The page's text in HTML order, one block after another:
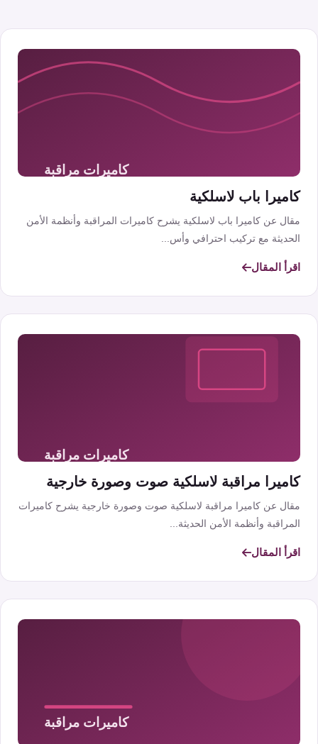
كاميرا باب لاسلكية
مقال عن كاميرا باب لاسلكية يشرح كاميرات المراقبة وأنظمة الأمن
الحديثة مع تركيب احترافي وأس...
اقرأ المقال
كاميرا مراقبة لاسلكية صوت وصورة خارجية
مقال عن كاميرا مراقبة لاسلكية صوت وصورة خارجية يشرح كاميرات
المراقبة وأنظمة الأمن الحديثة...
اقرأ المقال